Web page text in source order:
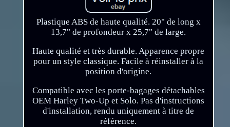
Plastique ABS de haute qualité. 20" de long x
13,7" de profondeur x 25,7" de large.
Haute qualité et très durable. Apparence propre
pour un style classique. Facile à réinstaller à la
position d'origine.
Compatible avec les porte-bagages détachables
OEM Harley Two-Up et Solo. Pas d'instructions
d'installation, rendu uniquement à titre de
référence.